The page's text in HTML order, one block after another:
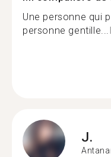
Une personne qui
personne gentille...
J.